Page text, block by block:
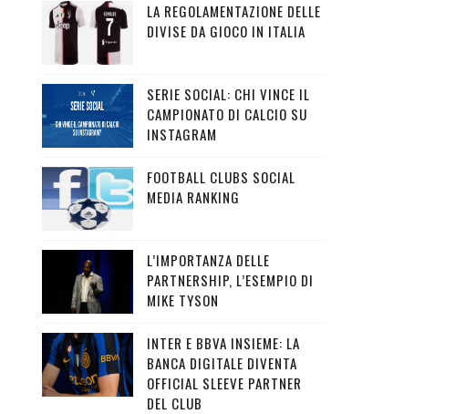
LA REGOLAMENTAZIONE DELLE
DIVISE DA GIOCO IN ITALIA
SERIE SOCIAL: CHI VINCE IL
CAMPIONATO DI CALCIO SU
INSTAGRAM
FOOTBALL CLUBS SOCIAL
MEDIA RANKING
L’IMPORTANZA DELLE
PARTNERSHIP, L’ESEMPIO DI
MIKE TYSON
INTER E BBVA INSIEME: LA
BANCA DIGITALE DIVENTA
OFFICIAL SLEEVE PARTNER
DEL CLUB